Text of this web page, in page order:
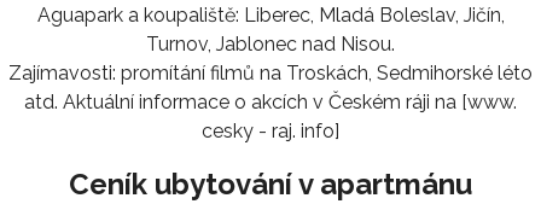
Aguapark a koupaliště: Liberec, Mladá Boleslav, Jičín,
Turnov, Jablonec nad Nisou.
Zajímavosti: promítání filmů na Troskách, Sedmihorské léto
atd. Aktuální informace o akcích v Českém ráji na [www.
cesky - raj. info]
Ceník ubytování v apartmánu